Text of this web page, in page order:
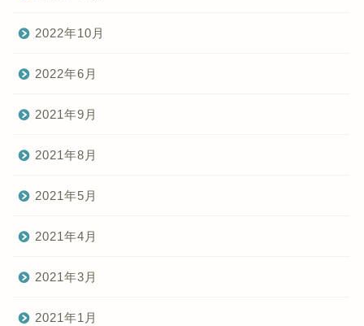
2022年10月
2022年6月
2021年9月
2021年8月
2021年5月
2021年4月
2021年3月
2021年1月